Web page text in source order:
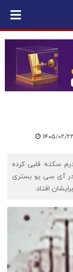
۲۲ - ۲۱:۵۷
سکته قلبی کرده
آی سی یو بستری
افتاد.